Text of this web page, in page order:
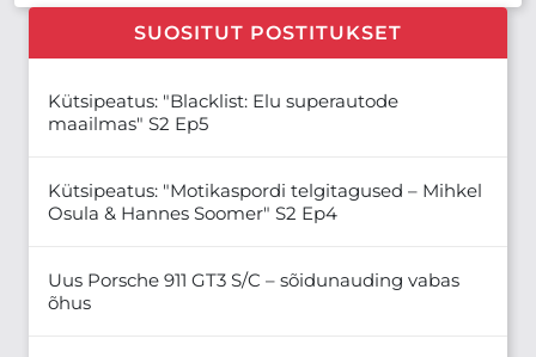
SUOSITUT POSTITUKSET
Kütsipeatus: "Blacklist: Elu superautode
maailmas" S2 Ep5
Kütsipeatus: "Motikaspordi telgitagused – Mihkel
Osula & Hannes Soomer" S2 Ep4
Uus Porsche 911 GT3 S/C – sõidunauding vabas
õhus